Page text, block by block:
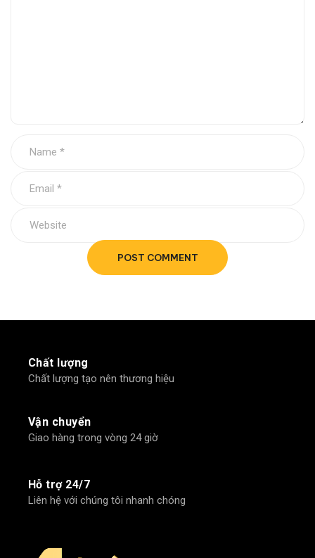
POST COMMENT
Chất lượng
Chất lượng tạo nên thương hiệu
Vận chuyển
Giao hàng trong vòng 24 giờ
Hỗ trợ 24/7
Liên hệ với chúng tôi nhanh chóng